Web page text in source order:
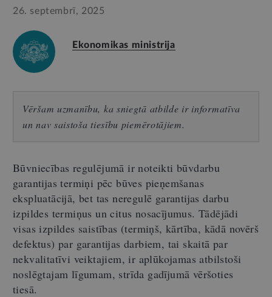
26. septembrī, 2025
Ekonomikas ministrija
Vēršam uzmanību, ka sniegtā atbilde ir informatīva
un nav saistoša tiesību piemērotājiem.
Būvniecības regulējumā ir noteikti būvdarbu
garantijas termiņi pēc būves pieņemšanas
ekspluatācijā, bet tas neregulē garantijas darbu
izpildes termiņus un citus nosacījumus. Tādējādi
visas izpildes saistības (termiņš, kārtība, kādā novērš
defektus) par garantijas darbiem, tai skaitā par
nekvalitatīvi veiktajiem, ir aplūkojamas atbilstoši
noslēgtajam līgumam, strīda gadījumā vēršoties
tiesā.